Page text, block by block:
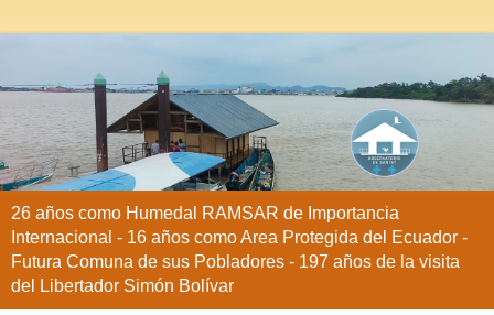
26 años como Humedal RAMSAR de Importancia
Internacional - 16 años como Area Protegida del Ecuador -
Futura Comuna de sus Pobladores - 197 años de la visita
del Libertador Simón Bolívar